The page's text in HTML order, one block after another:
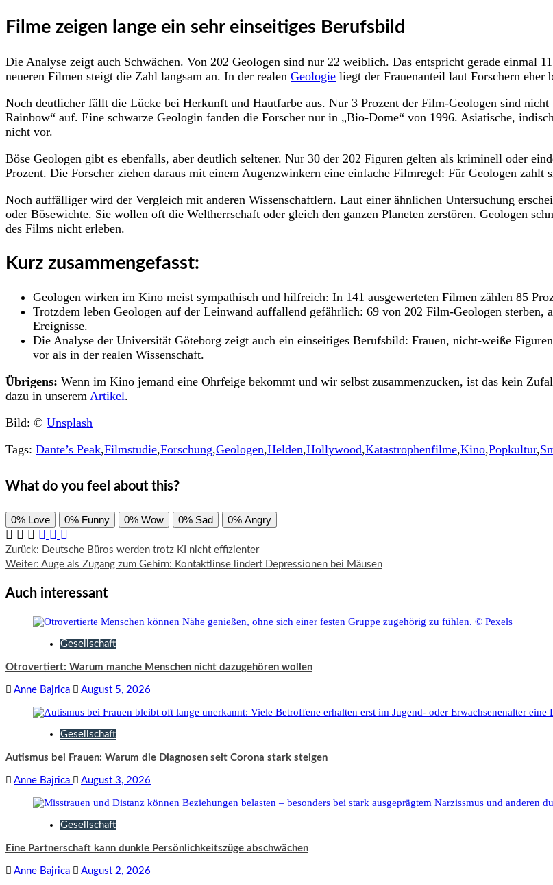
Filme zeigen lange ein sehr einseitiges Berufsbild
Die Analyse zeigt auch Schwächen. Von 202 Geologen sind nur 22 weiblich. Das entspricht gerade einmal
neueren Filmen steigt die Zahl langsam an. In der realen Geologie liegt der Frauenanteil laut Forschern eher
Noch deutlicher fällt die Lücke bei Herkunft und Hautfarbe aus. Nur 3 Prozent der Film-Geologen sind
Rainbow“ auf. Eine schwarze Geologin fanden die Forscher nur in „Bio-Dome“ von 1996. Asiatische,
nicht vor.
Böse Geologen gibt es ebenfalls, aber deutlich seltener. Nur 30 der 202 Figuren gelten als kriminell oder
Prozent. Die Forscher ziehen daraus mit einem Augenzwinkern eine einfache Filmregel: Für Geologen zahlt
Noch auffälliger wird der Vergleich mit anderen Wissenschaftlern. Laut einer ähnlichen Untersuchung
oder Bösewichte. Sie wollen oft die Weltherrschaft oder gleich den ganzen Planeten zerstören. Geologen
des Films nicht erleben.
Kurz zusammengefasst:
Geologen wirken im Kino meist sympathisch und hilfreich: In 141 ausgewerteten Filmen zählen 85
Trotzdem leben Geologen auf der Leinwand auffallend gefährlich: 69 von 202 Film-Geologen sterben,
Ereignisse.
Die Analyse der Universität Göteborg zeigt auch ein einseitiges Berufsbild: Frauen, nicht-weiße
vor als in der realen Wissenschaft.
Übrigens: Wenn im Kino jemand eine Ohrfeige bekommt und wir selbst zusammenzucken, ist das kein
dazu in unserem Artikel.
Bild: © Unsplash
Tags: Dante’s Peak,Filmstudie,Forschung,Geologen,Helden,Hollywood,Katastrophenfilme,Kino,Popkultur,
What do you feel about this?
0% Love 0% Funny 0% Wow 0% Sad 0% Angry
Beitragsnavigation
Zurück: Deutsche Büros werden trotz KI nicht effizienter
Weiter: Auge als Zugang zum Gehirn: Kontaktlinse lindert Depressionen bei Mäusen
Auch interessant
Gesellschaft
Otrovertiert: Warum manche Menschen nicht dazugehören wollen
Anne Bajrica August 5, 2026
Gesellschaft
Autismus bei Frauen: Warum die Diagnosen seit Corona stark steigen
Anne Bajrica August 3, 2026
Gesellschaft
Eine Partnerschaft kann dunkle Persönlichkeitszüge abschwächen
Anne Bajrica August 2, 2026